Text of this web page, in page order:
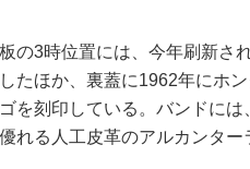
の3時位置には、今年刷新さ
たほか、裏蓋に1962年にホ
を刻印している。バンドに
れる人工皮革のアルカンター